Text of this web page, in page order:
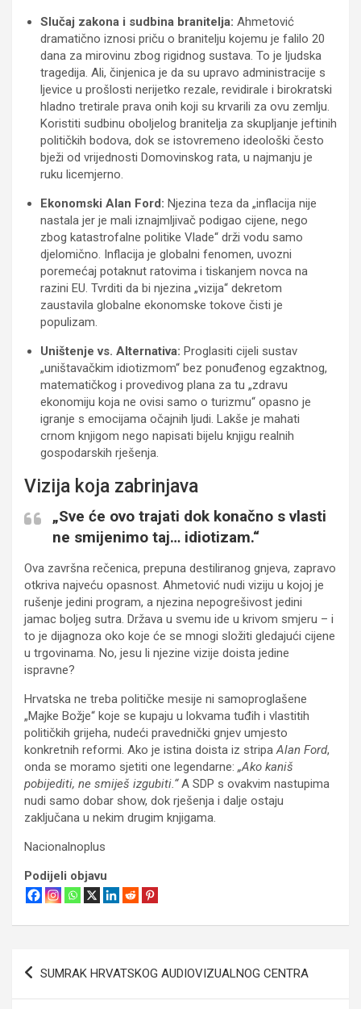
Slučaj zakona i sudbina branitelja: Ahmetović
dramatično iznosi priču o branitelju kojemu je falilo 20
dana za mirovinu zbog rigidnog sustava. To je ljudska
tragedija. Ali, činjenica je da su upravo administracije s
ljevice u prošlosti nerijetko rezale, revidirale i birokratski
hladno tretirale prava onih koji su krvarili za ovu zemlju.
Koristiti sudbinu oboljelog branitelja za skupljanje jeftinih
političkih bodova, dok se istovremeno ideološki često
bježi od vrijednosti Domovinskog rata, u najmanju je
ruku licemjerno.
Ekonomski Alan Ford: Njezina teza da „inflacija nije
nastala jer je mali iznajmljivač podigao cijene, nego
zbog katastrofalne politike Vlade“ drži vodu samo
djelomično. Inflacija je globalni fenomen, uvozni
poremećaj potaknut ratovima i tiskanjem novca na
razini EU. Tvrditi da bi njezina „vizija“ dekretom
zaustavila globalne ekonomske tokove čisti je
populizam.
Uništenje vs. Alternativa: Proglasiti cijeli sustav
„uništavačkim idiotizmom“ bez ponuđenog egzaktnog,
matematičkog i provedivog plana za tu „zdravu
ekonomiju koja ne ovisi samo o turizmu“ opasno je
igranje s emocijama očajnih ljudi. Lakše je mahati
crnom knjigom nego napisati bijelu knjigu realnih
gospodarskih rješenja.
Vizija koja zabrinjava
„Sve će ovo trajati dok konačno s vlasti
ne smijenimo taj… idiotizam.“
Ova završna rečenica, prepuna destiliranog gnjeva, zapravo
otkriva najveću opasnost. Ahmetović nudi viziju u kojoj je
rušenje jedini program, a njezina nepogrešivost jedini
jamac boljeg sutra. Država u svemu ide u krivom smjeru – i
to je dijagnoza oko koje će se mnogi složiti gledajući cijene
u trgovinama. No, jesu li njezine vizije doista jedine
ispravne?
Hrvatska ne treba političke mesije ni samoproglašene
„Majke Božje“ koje se kupaju u lokvama tuđih i vlastitih
političkih grijeha, nudeći pravednički gnjev umjesto
konkretnih reformi. Ako je istina doista iz stripaAlan Ford,
onda se moramo sjetiti one legendarne: „Ako kaniš
pobijediti, ne smiješ izgubiti.“A SDP s ovakvim nastupima
nudi samo dobar show, dok rješenja i dalje ostaju
zaključana u nekim drugim knjigama.
Nacionalnoplus
Podijeli objavu
Navigacija
SUMRAK HRVATSKOG AUDIOVIZUALNOG CENTRA